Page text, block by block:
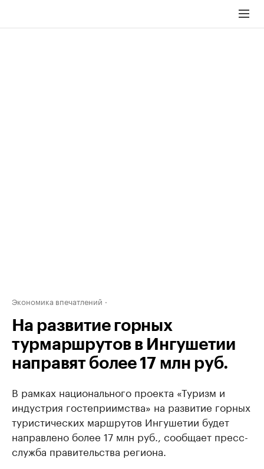
Экономика впечатлений
На развитие горных
турмаршрутов в Ингушетии
направят более 17 млн руб.
В рамках национального проекта «Туризм и
индустрия гостеприимства» на развитие горных
туристических маршрутов Ингушетии будет
направлено более 17 млн руб., сообщает пресс-
служба правительства региона.